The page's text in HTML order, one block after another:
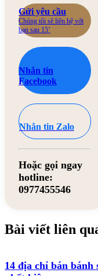
Gửi yêu cầu
Chúng tôi sẽ liên hệ với
bạn sau 15’
Nhắn tin
Facebook
Nhắn tin Zalo
Hoặc gọi ngay
hotline:
0977455546
Bài viết liên
14 địa chỉ bán bánh